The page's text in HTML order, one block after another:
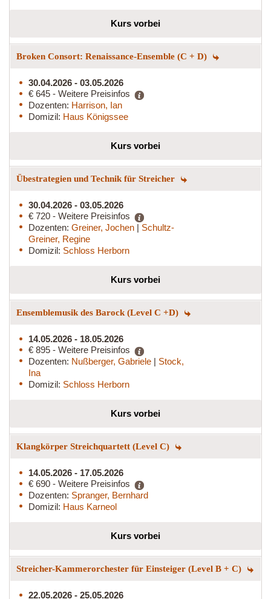
Kurs vorbei
Broken Consort: Renaissance-Ensemble (C + D)
30.04.2026 - 03.05.2026
€ 645 - Weitere Preisinfos
Dozenten: Harrison, Ian
Domizil: Haus Königssee
Kurs vorbei
Übestrategien und Technik für Streicher
30.04.2026 - 03.05.2026
€ 720 - Weitere Preisinfos
Dozenten: Greiner, Jochen | Schultz-
Greiner, Regine
Domizil: Schloss Herborn
Kurs vorbei
Ensemblemusik des Barock (Level C +D)
14.05.2026 - 18.05.2026
€ 895 - Weitere Preisinfos
Dozenten: Nußberger, Gabriele | Stock,
Ina
Domizil: Schloss Herborn
Kurs vorbei
Klangkörper Streichquartett (Level C)
14.05.2026 - 17.05.2026
€ 690 - Weitere Preisinfos
Dozenten: Spranger, Bernhard
Domizil: Haus Karneol
Kurs vorbei
Streicher-Kammerorchester für Einsteiger (Level B + C)
22.05.2026 - 25.05.2026